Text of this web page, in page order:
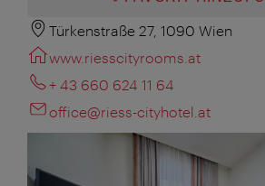
Türkenstraße 27, 1090 Wien
www.riesscityrooms.at
+ 43 660 624 11 64
office@riess-cityhotel.at